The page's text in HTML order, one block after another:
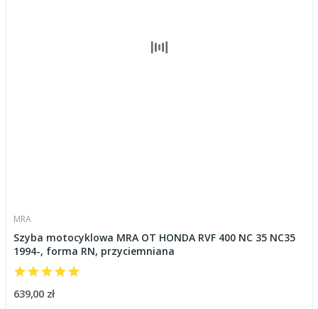
MRA
Szyba motocyklowa MRA OT HONDA RVF 400 NC 35 NC35
1994-, forma RN, przyciemniana
639,00 zł